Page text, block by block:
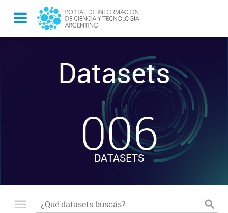
Datasets
-
006
DATASETS